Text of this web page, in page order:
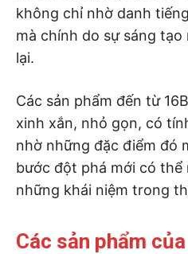
không chỉ nhờ danh
mà chính do sự sáng tạo
lại.
Các sản phẩm đến từ
xinh xắn, nhỏ gọn, có
nhờ những đặc điểm đó
bước đột phá mới có thể
những khái niệm trong
Các sản phẩm